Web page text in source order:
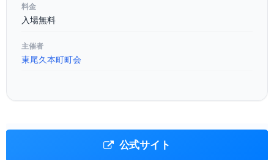
料金
入場無料
主催者
東尾久本町町会
公式サイト